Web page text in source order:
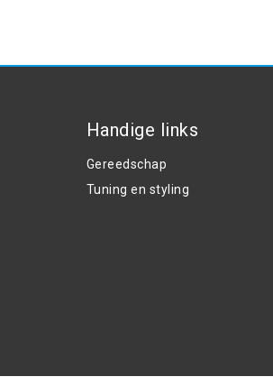
Handige links
Gereedschap
Tuning en styling